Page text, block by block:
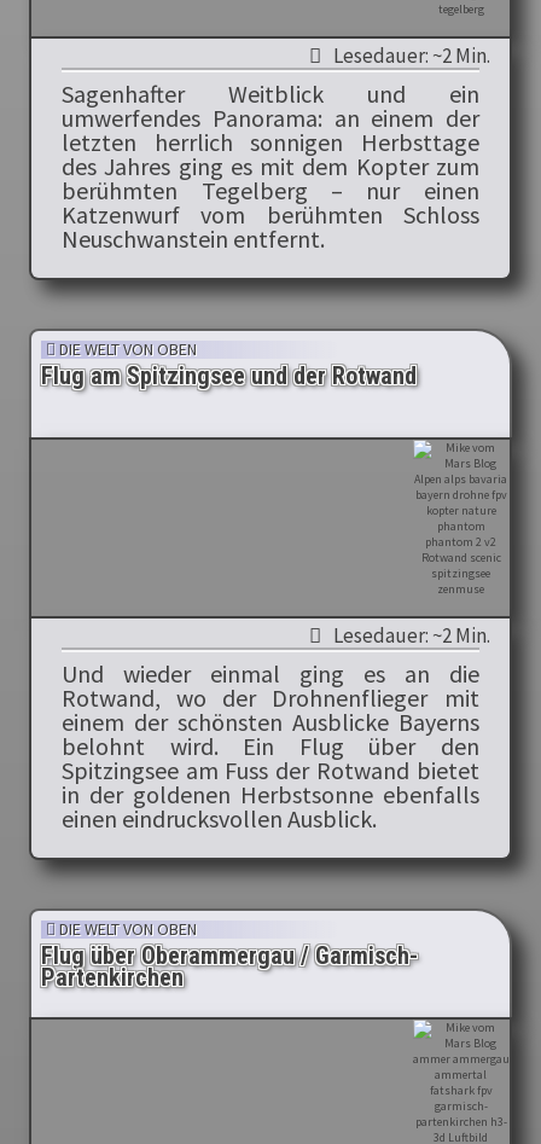
Lesedauer: ~2 Min.
Sagenhafter Weitblick und ein
umwerfendes Panorama: an einem der
letzten herrlich sonnigen Herbsttage
des Jahres ging es mit dem Kopter zum
berühmten Tegelberg – nur einen
Katzenwurf vom berühmten Schloss
Neuschwanstein entfernt.
DIE WELT VON OBEN
Flug am Spitzingsee und der Rotwand
Lesedauer: ~2 Min.
Und wieder einmal ging es an die
Rotwand, wo der Drohnenflieger mit
einem der schönsten Ausblicke Bayerns
belohnt wird. Ein Flug über den
Spitzingsee am Fuss der Rotwand bietet
in der goldenen Herbstsonne ebenfalls
einen eindrucksvollen Ausblick.
DIE WELT VON OBEN
Flug über Oberammergau / Garmisch-
Partenkirchen